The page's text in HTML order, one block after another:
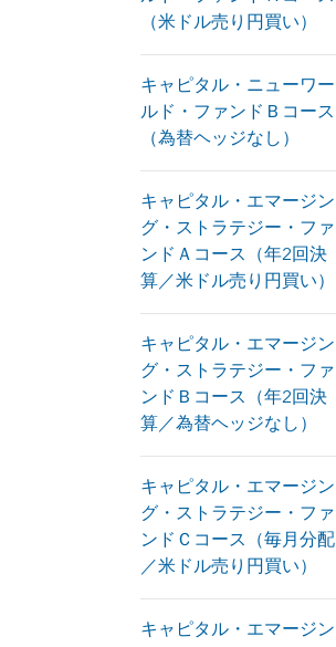
（米ドル売り円買い）
キャピタル・ニューワー
ルド・ファンドＢコース
（為替ヘッジなし）
キャピタル・エマージン
グ・ストラテジー・ファ
ンドＡコース（年2回決
算／米ドル売り円買い）
キャピタル・エマージン
グ・ストラテジー・ファ
ンドＢコース（年2回決
算／為替ヘッジなし）
キャピタル・エマージン
グ・ストラテジー・ファ
ンドＣコース（毎月分配
／米ドル売り円買い）
キャピタル・エマージン